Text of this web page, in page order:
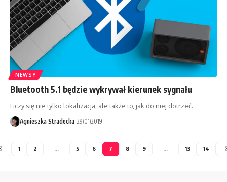
NEWSY
Bluetooth 5.1 będzie wykrywał kierunek sygnału
Liczy się nie tylko lokalizacja, ale także to, jak do niej dotrzeć.
Agnieszka Stradecka 29/01/2019
1 2 … 5 6 7 8 9 … 13 14